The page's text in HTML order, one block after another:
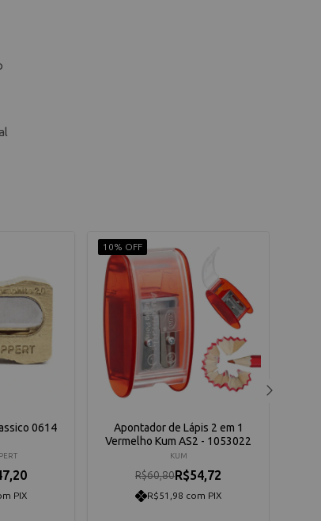
0614
PIX
10% OFF
Apontador de Lápis 2 em 1
Vermelho Kum AS2 - 1053022
KUM
R$60,80R$54,72
R$51,98 com PIX